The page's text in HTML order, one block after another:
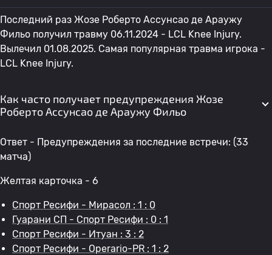
Последний раз Жозе Роберто Ассунсао де Араужу
Фильо получил травму 06.11.2024 - LCL Knee Injury.
Вылечил 01.08.2025. Самая популярная травма игрока -
LCL Knee Injury.
Как часто получает предупреждения Жозе
Роберто Ассунсао де Араужу Фильо
Ответ - Предупреждения за последние встречи: (33
матча)
Желтая карточка - 6
Спорт Ресифи - Мирасол : 1 : 0
Гуарани СП - Спорт Ресифи : 0 : 1
Спорт Ресифи - Итуан : 3 : 2
Спорт Ресифи - Operario-PR : 1 : 2